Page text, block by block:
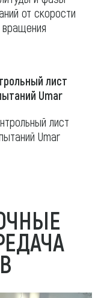
лист
Umar